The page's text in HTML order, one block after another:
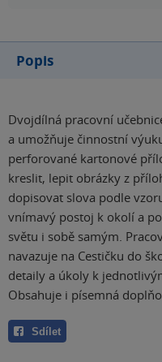
Popis
Dvojdílná pracovní
a umožňuje činnostní
perforované kartonové
kreslit, lepit obrázky z
dopisovat slova podle
vnímavý postoj k okolí a
světu i sobě samým.
navazuje na Cestičku do
detaily a úkoly k
Obsahuje i písemná
Sdílet